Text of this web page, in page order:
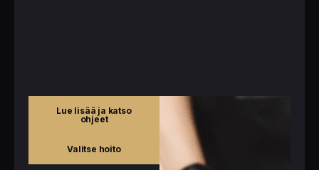
Lue lisää ja katso
ohjeet
Valitse hoito